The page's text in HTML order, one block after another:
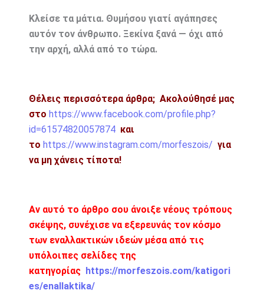
Κλείσε τα μάτια. Θυμήσου γιατί αγάπησες
αυτόν τον άνθρωπο. Ξεκίνα ξανά — όχι από
την αρχή, αλλά από το τώρα.
Θέλεις περισσότερα άρθρα; Ακολούθησέ μας
στο https://www.facebook.com/profile.php?
id=61574820057874 και
το https://www.instagram.com/morfeszois/ για
να μη χάνεις τίποτα!
Αν αυτό το άρθρο σου άνοιξε νέους τρόπους
σκέψης, συνέχισε να εξερευνάς τον κόσμο
των εναλλακτικών ιδεών μέσα από τις
υπόλοιπες σελίδες της
κατηγορίας https://morfeszois.com/katigori
es/enallaktika/